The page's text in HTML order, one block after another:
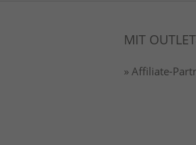
MIT
» Affiliate-